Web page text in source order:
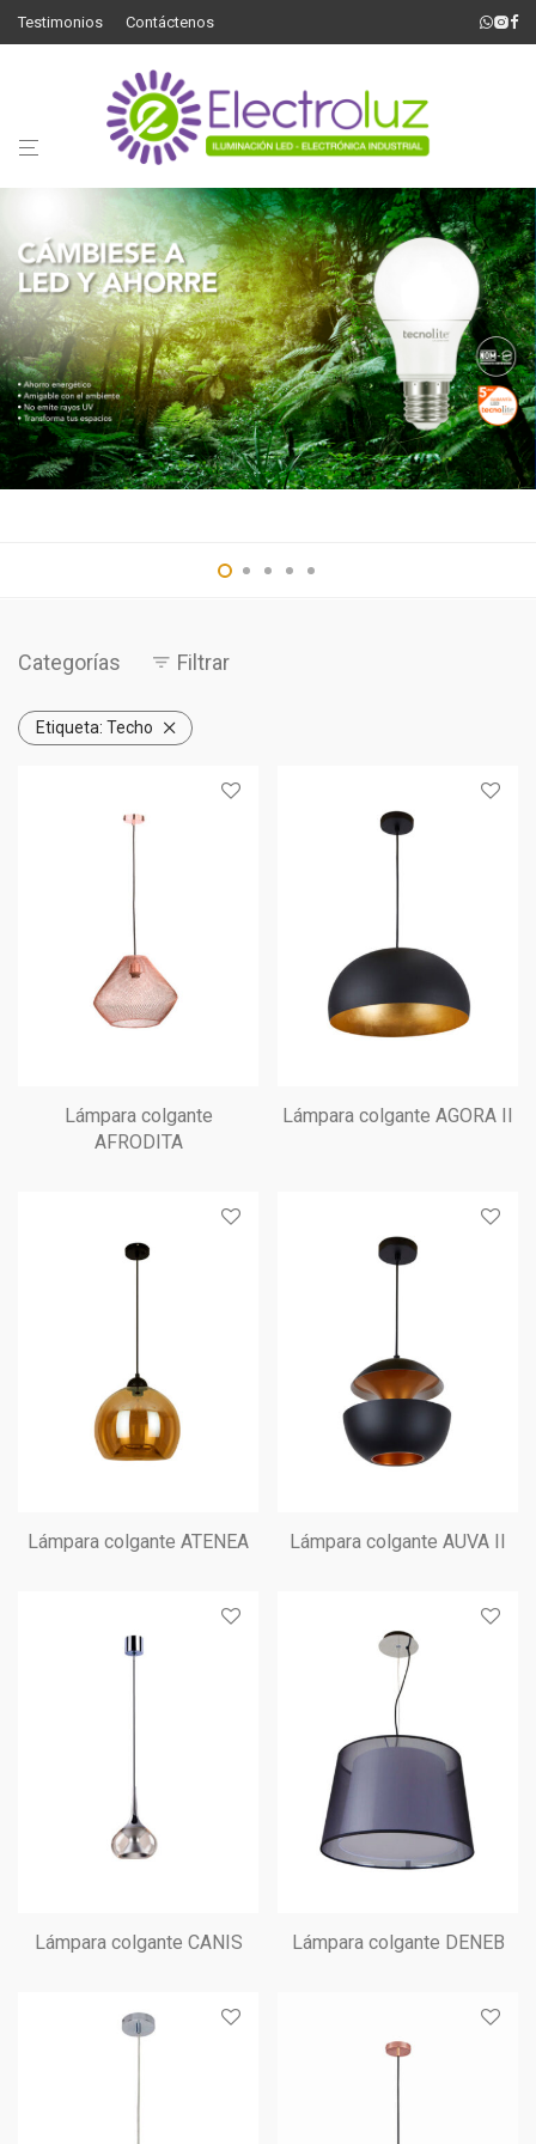
Testimonios Contáctenos
Categorías Filtrar
Etiqueta: Techo
Lámpara colgante
AFRODITA
Lámpara colgante AGORA II
Lámpara colgante ATENEA Lámpara colgante AUVA II
Lámpara colgante CANIS Lámpara colgante DENEB